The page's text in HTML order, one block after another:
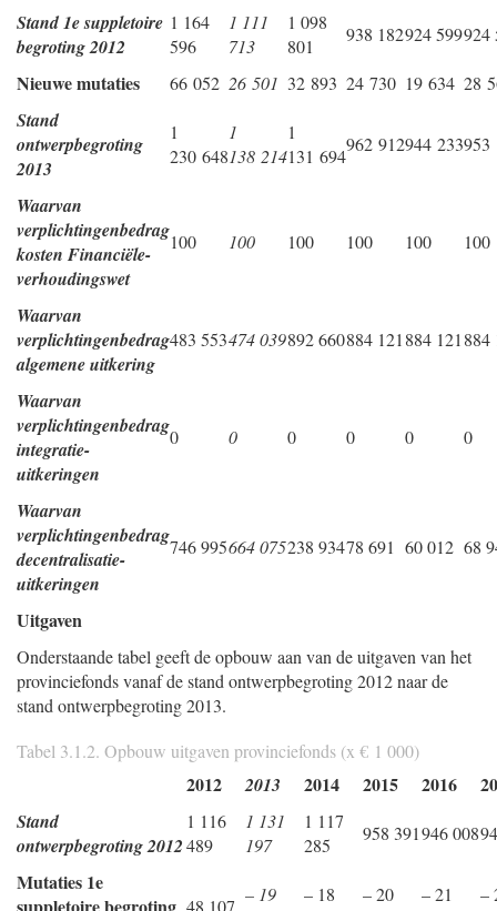
Stand 1e suppletoire
begroting 2012
1 164
596
1 111
713
1 098
801
938 182924 599924
Nieuwe mutaties 66 052 26 501 32 893 24 730 19 634 28
Stand
ontwerpbegroting
2013
1
230 648
1
138 214
1
131 694
962 912944 233953
Waarvan
verplichtingenbedrag
kosten Financiële-
verhoudingswet
100 100 100 100 100 100
Waarvan
verplichtingenbedrag
algemene uitkering
483 553474 039892 660884 121884 121884
Waarvan
verplichtingenbedrag
integratie-
uitkeringen
0 0 0 0 0 0
Waarvan
verplichtingenbedrag
decentralisatie-
uitkeringen
746 995664 075238 93478 691 60 012 68
Uitgaven
Onderstaande tabel geeft de opbouw aan van de uitgaven van het
provinciefonds vanaf de stand ontwerpbegroting 2012 naar de
stand ontwerpbegroting 2013.
Tabel 3.1.2. Opbouw uitgaven provinciefonds (x € 1 000)
2012 2013 2014 2015 2016
Stand
ontwerpbegroting 2012
1 116
489
1 131
197
1 117
285
958 391946 008
Mutaties 1e
– 19
– 18
– 20
– 21
–